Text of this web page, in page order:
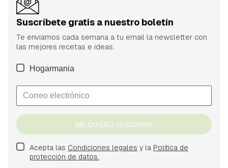
Suscríbete gratis a nuestro boletín
Te enviamos cada semana a tu email la newsletter con
las mejores recetas e ideas.
Hogarmania
ME QUIERO SUSCRIBIR
Acepta las Condiciones legales y la Política de
protección de datos.